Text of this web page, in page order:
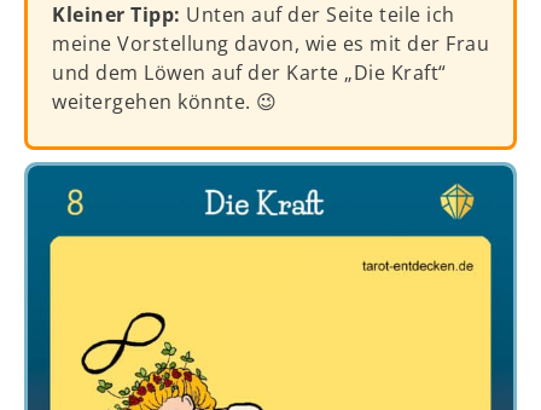
Kleiner Tipp: Unten auf der Seite teile ich
meine Vorstellung davon, wie es mit der Frau
und dem Löwen auf der Karte „Die Kraft“
weitergehen könnte. 😉